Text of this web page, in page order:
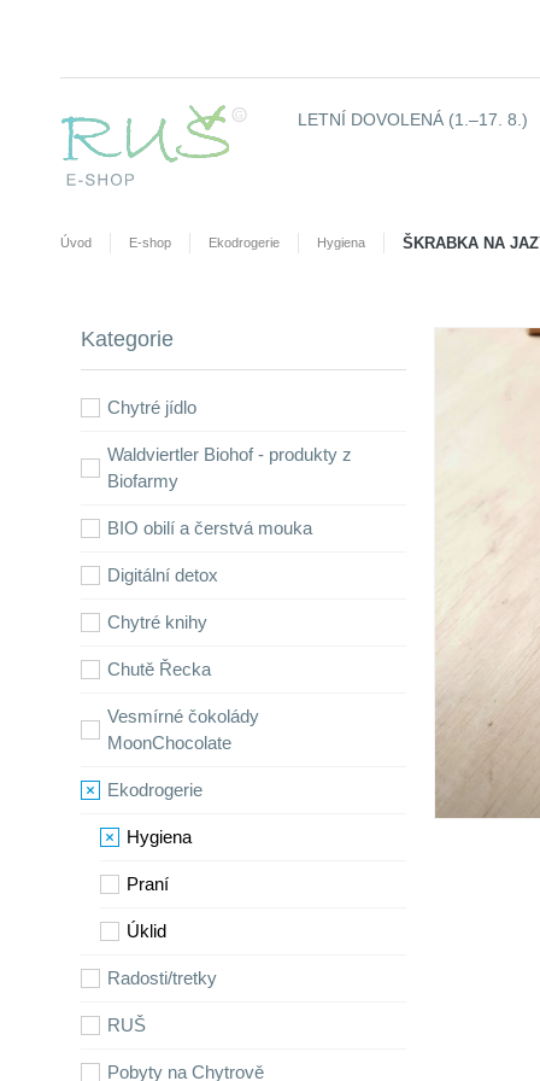
LETNÍ DOVOLENÁ (1.–17. 8.)
Úvod E-shop Ekodrogerie Hygiena ŠKRABKA NA
Kategorie
Chytré jídlo
Waldviertler Biohof - produkty z
Biofarmy
BIO obilí a čerstvá mouka
Digitální detox
Chytré knihy
Chutě Řecka
Vesmírné čokolády
MoonChocolate
Ekodrogerie
Hygiena
Praní
Úklid
Radosti/tretky
RUŠ
Pobyty na Chytrově